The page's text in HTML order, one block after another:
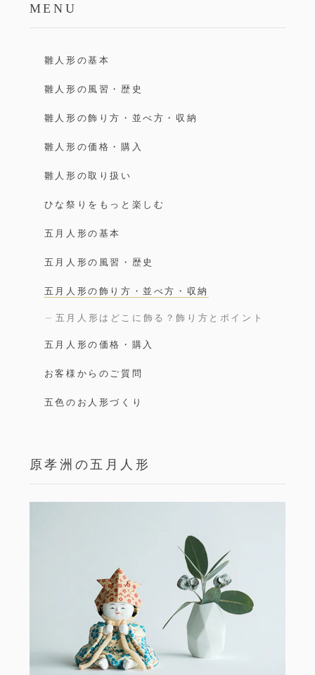
MENU
雛人形の基本
雛人形の風習・歴史
雛人形の飾り方・並べ方・収納
雛人形の価格・購入
雛人形の取り扱い
ひな祭りをもっと楽しむ
五月人形の基本
五月人形の風習・歴史
五月人形の飾り方・並べ方・収納
五月人形はどこに飾る？飾り方とポイント
五月人形の価格・購入
お客様からのご質問
五色のお人形づくり
原孝洲の五月人形